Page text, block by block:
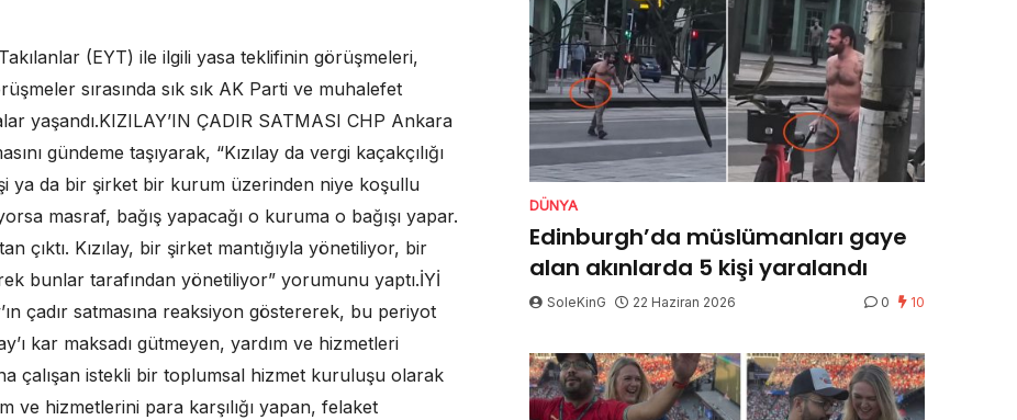
(EYT) ile ilgili yasa teklifinin görüşmeleri,
sırasında sık sık AK Parti ve muhalefet
yaşandı.KIZILAY’IN ÇADIR SATMASI CHP Ankara
gündeme taşıyarak, “Kızılay da vergi kaçakçılığı
ya da bir şirket bir kurum üzerinden niye koşullu
masraf, bağış yapacağı o kuruma o bağışı yapar.
çıktı. Kızılay, bir şirket mantığıyla yönetiliyor, bir
bunlar tarafından yönetiliyor” yorumunu yaptı.İYİ
çadır satmasına reaksiyon göstererek, bu periyot
kar maksadı gütmeyen, yardım ve hizmetleri
çalışan istekli bir toplumsal hizmet kuruluşu olarak
ve hizmetlerini para karşılığı yapan, felaket
DÜNYA
Edinburgh’da müslümanları gaye
alan akınlarda 5 kişi yaralandı
SoleKinG 22 Haziran 2026 0 10